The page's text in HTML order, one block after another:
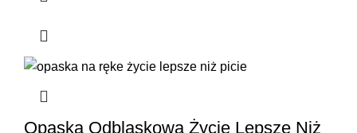
Opaska Odblaskowa Życie Lepsze Niż